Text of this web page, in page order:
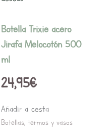
Botella Trixie acero
Jirafa Melocotón 500
ml
24,95€
Añadir a cesta
Botellas, termos y vasos